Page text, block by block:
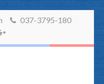
037-3795-180